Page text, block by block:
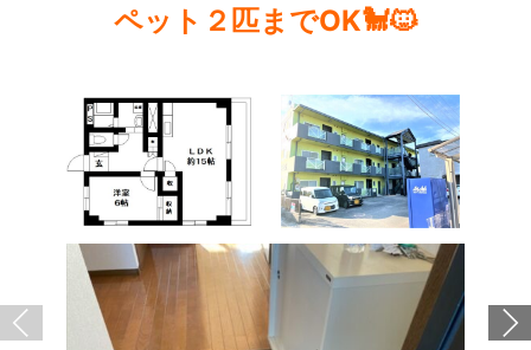
ペット２匹までOK🐩🐱